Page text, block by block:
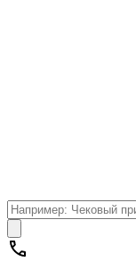
Поиск
товаров